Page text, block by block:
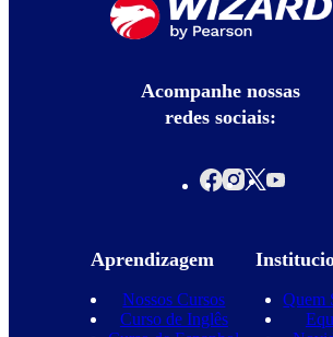
Acompanhe nossas
redes sociais:
Aprendizagem
Nossos Cursos
Curso de Inglês
Quem